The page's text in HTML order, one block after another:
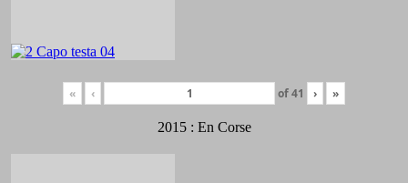
« ‹ of41 › »
2015 : En Corse